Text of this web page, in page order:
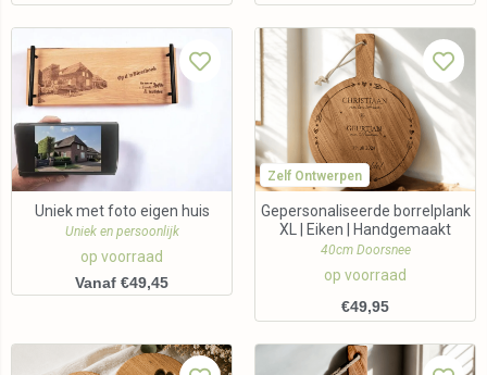
Uniek met foto eigen huis
Uniek en persoonlijk
op voorraad
Vanaf €49,45
Zelf Ontwerpen
Gepersonaliseerde borrelplank
XL | Eiken | Handgemaakt
40cm Doorsnee
op voorraad
€49,95